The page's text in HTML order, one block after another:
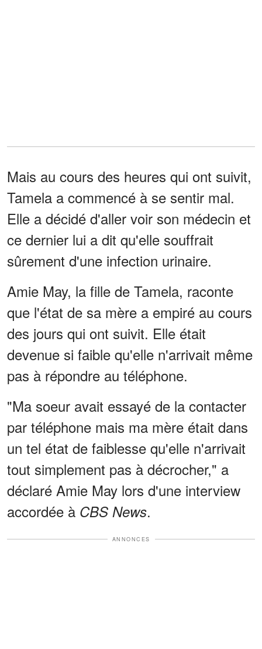
Mais au cours des heures qui ont suivit,
Tamela a commencé à se sentir mal.
Elle a décidé d'aller voir son médecin et
ce dernier lui a dit qu'elle souffrait
sûrement d'une infection urinaire.
Amie May, la fille de Tamela, raconte
que l'état de sa mère a empiré au cours
des jours qui ont suivit. Elle était
devenue si faible qu'elle n'arrivait même
pas à répondre au téléphone.
"Ma soeur avait essayé de la contacter
par téléphone mais ma mère était dans
un tel état de faiblesse qu'elle n'arrivait
tout simplement pas à décrocher," a
déclaré Amie May lors d'une interview
accordée à CBS News.
ANNONCES